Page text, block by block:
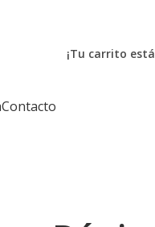
¡Tu carrito
Contacto